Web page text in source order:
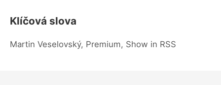
Klíčová slova
Martin Veselovský, Premium, Show in RSS